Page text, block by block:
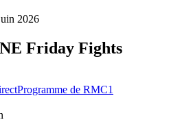
2026
Friday Fights
Programme de RMC1